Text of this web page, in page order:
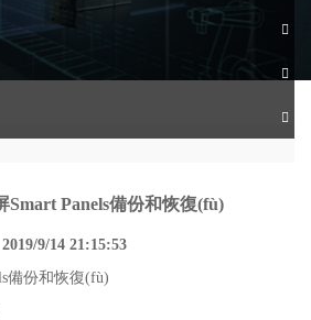
Smart Panels備份和恢復(fù)
2019/9/14 21:15:53
備份和恢復(fù)